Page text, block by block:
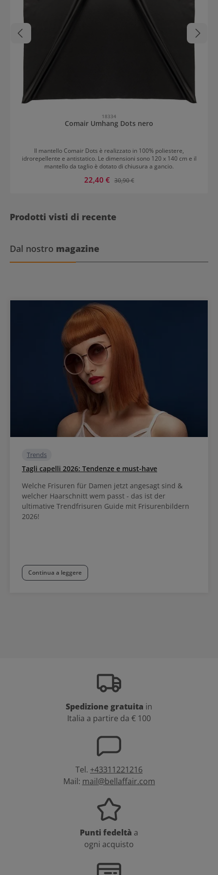
18334
Comair Umhang Dots nero
Il mantello Comair Dots è realizzato in 100% poliestere,
idrorepellente e antistatico. Le dimensioni sono 120 x 140 cm e il
mantello da taglio è dotato di chiusura a gancio.
Prezzo di vendita:
22,40 € Prezzo normale:
30,90 €
Prodotti visti di recente
Dal nostro magazine
Trends
Tagli capelli 2026: Tendenze e must-have
Welche Frisuren für Damen jetzt angesagt sind &
welcher Haarschnitt wem passt - das ist der
ultimative Trendfrisuren Guide mit Frisurenbildern
2026!
Continua a leggere
Spedizione gratuita in
Italia a partire da € 100
Tel. +43311221216
Mail: mail@bellaffair.com
Punti fedeltà a
ogni acquisto